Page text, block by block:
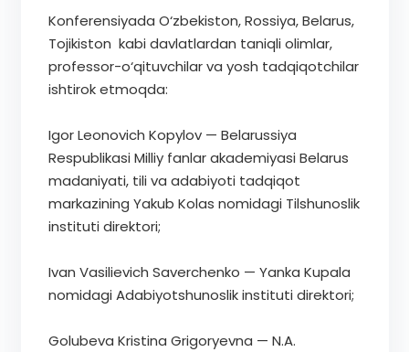
Konferensiyada O‘zbekiston, Rossiya, Belarus,
Tojikiston kabi davlatlardan taniqli olimlar,
professor-o‘qituvchilar va yosh tadqiqotchilar
ishtirok etmoqda:
Igor Leonovich Kopylov — Belarussiya
Respublikasi Milliy fanlar akademiyasi Belarus
madaniyati, tili va adabiyoti tadqiqot
markazining Yakub Kolas nomidagi Tilshunoslik
instituti direktori;
Ivan Vasilievich Saverchenko — Yanka Kupala
nomidagi Adabiyotshunoslik instituti direktori;
Golubeva Kristina Grigoryevna — N.A.